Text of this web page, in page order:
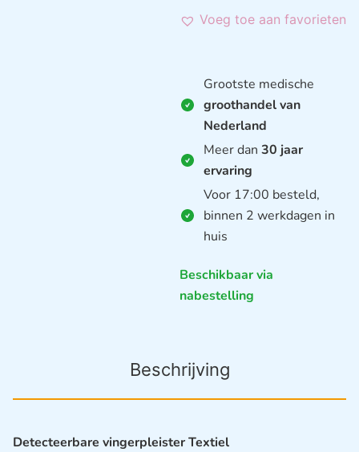
Voeg toe aan favorieten
Grootste medische
groothandel van
Nederland
Meer dan 30 jaar
ervaring
Voor 17:00 besteld,
binnen 2 werkdagen in
huis
Beschikbaar via
nabestelling
Beschrijving
Detecteerbare vingerpleister Textiel